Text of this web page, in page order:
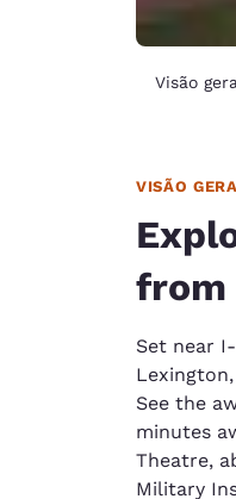
Visão
VISÃO
from
Set near
Lexington,
See the
minutes
Theatre,
Military